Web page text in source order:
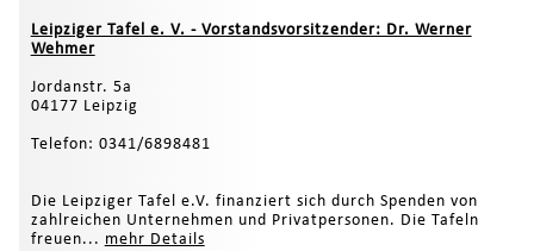
Leipziger Tafel e. V. - Vorstandsvorsitzender: Dr. Werner
Wehmer
Jordanstr. 5a
04177 Leipzig
Telefon: 0341/6898481
Die Leipziger Tafel e.V. finanziert sich durch Spenden von
zahlreichen Unternehmen und Privatpersonen. Die Tafeln
freuen... mehr Details